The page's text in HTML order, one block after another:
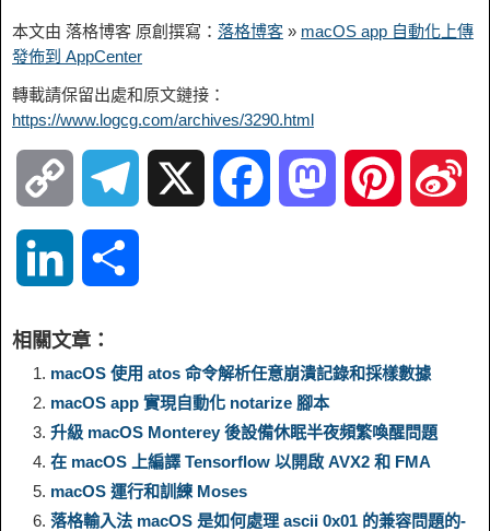
本文由 落格博客 原創撰寫： 落格博客 » macOS app 自動化上傳
發佈到 AppCenter
轉載請保留出處和原文鏈接：
https://www.logcg.com/archives/3290.html
o
y
L
i
n
g
r
a
b
o
o
d
o
r
e
n
k
e
a
r
e
相關文章：
macOS 使用 atos 命令解析任意崩潰記錄和採樣數據
macOS app 實現自動化 notarize 腳本
升級 macOS Monterey 後設備休眠半夜頻繁喚醒問題
在 macOS 上編譯 Tensorflow 以開啟 AVX2 和 FMA
macOS 運行和訓練 Moses
落格輸入法 macOS 是如何處理 ascii 0x01 的兼容問題的-